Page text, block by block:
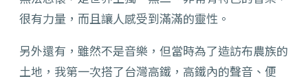
很有力量，而且讓人感受到滿滿的靈性。
另外還有，雖然不是音樂，但當時為了造訪布農族的
土地，我第一次搭了台灣高鐵，高鐵內的聲音、便